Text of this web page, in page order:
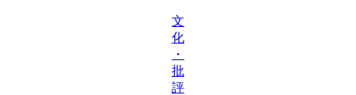
文
化
・
批
評